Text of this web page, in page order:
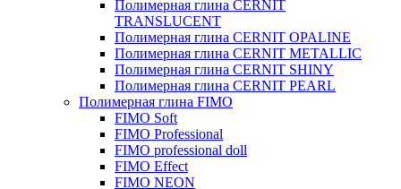
Полимерная глина CERNIT
TRANSLUCENT
Полимерная глина CERNIT OPALINE
Полимерная глина CERNIT METALLIC
Полимерная глина CERNIT SHINY
Полимерная глина CERNIT PEARL
Полимерная глина FIMO
FIMO Soft
FIMO Professional
FIMO professional doll
FIMO Effect
FIMO NEON